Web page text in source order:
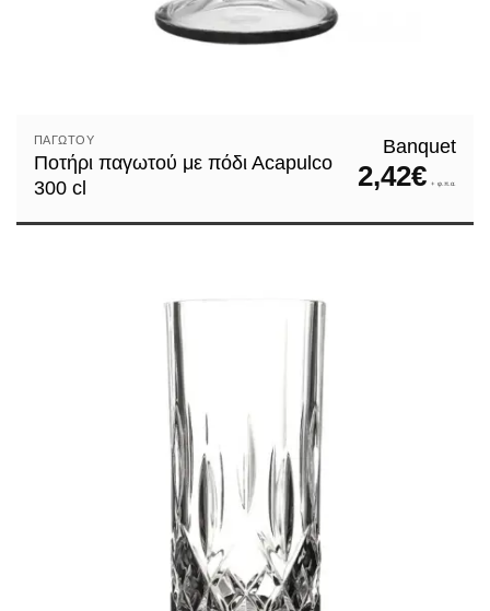
ΠΑΓΩΤΟΎ
Ποτήρι παγωτού με πόδι Αcapulco
300 cl
Banquet
2,42€ + φ.π.α.